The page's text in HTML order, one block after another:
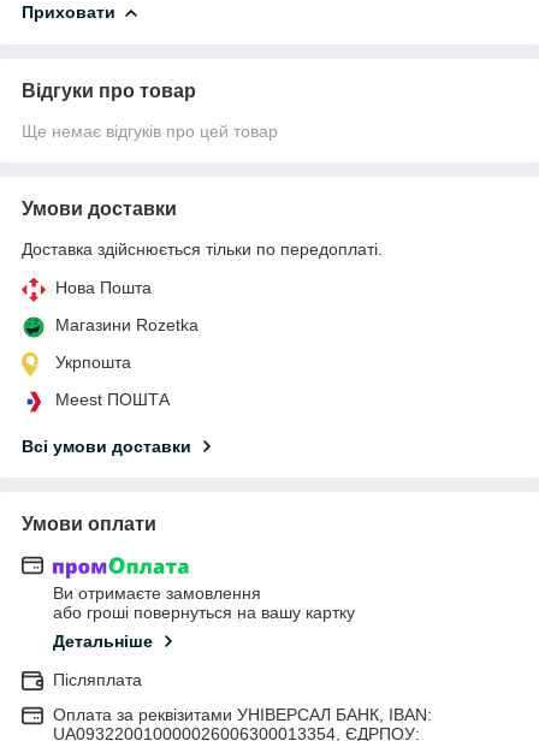
Приховати
Відгуки про товар
Ще немає відгуків про цей товар
Умови доставки
Доставка здійснюється тільки по передоплаті.
Нова Пошта
Магазини Rozetka
Укрпошта
Meest ПОШТА
Всі умови доставки
Умови оплати
Ви отримаєте замовлення
або гроші повернуться на вашу картку
Детальніше
Післяплата
Оплата за реквізитами УНІВЕРСАЛ БАНК, IBAN:
UA093220010000026006300013354, ЄДРПОУ: